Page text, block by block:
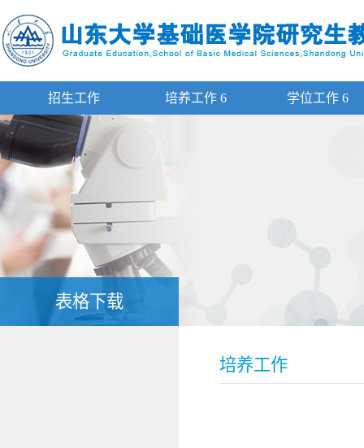
招生工作 培养工作 6 学位工作 6
表格下载
培养工作